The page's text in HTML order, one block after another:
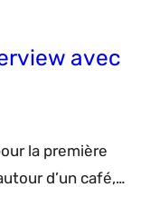
ce qui
de mots de
avec
la première
d’un café,